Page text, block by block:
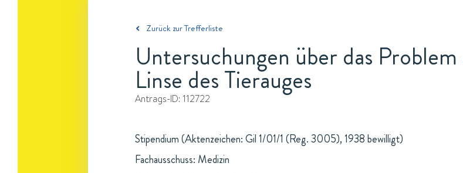
Zurück zur Trefferliste
Untersuchungen über das
Linse des Tierauges
Antrags-ID: 112722
Stipendium (Aktenzeichen: Gil 1/01/1 (Reg. 3005), 1938 bewilligt)
Fachausschuss: Medizin